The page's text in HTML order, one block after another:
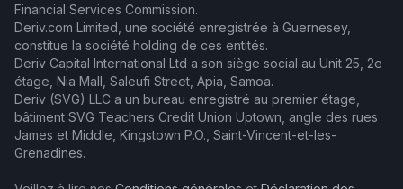
Financial Services Commission.
Deriv.com Limited, une société enregistrée à Guernesey,
constitue la société holding de ces entités.
Deriv Capital International Ltd a son siège social au Unit 25, 2e
étage, Nia Mall, Saleufi Street, Apia, Samoa.
Deriv (SVG) LLC a un bureau enregistré au premier étage,
bâtiment SVG Teachers Credit Union Uptown, angle des rues
James et Middle, Kingstown P.O., Saint-Vincent-et-les-
Grenadines.